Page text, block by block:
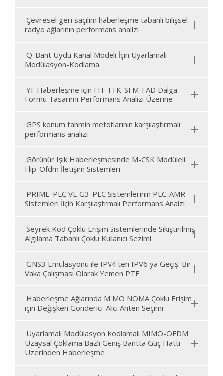
Çevresel geri saçılım haberleşme tabanlı bilişsel
radyo ağlarının performans analizi
Q-Bant Uydu Kanal Modeli İçin Uyarlamalı
Modülasyon-Kodlama
YF Haberleşme için FH-TTK-SFM-FAD Dalga
Formu Tasarımı Performans Analizi Üzerine
GPS konum tahmin metotlarının karşılaştırmalı
performans analizi
Görünür Işık Haberleşmesinde M-CSK Modüleli
Flip-Ofdm İletişim Sistemleri
PRIME-PLC VE G3-PLC Sistemlerinin PLC-AMR
Sistemleri İiçin Karşılaştrmalı Performans Anaizi
Seyrek Kod Çoklu Erişim Sistemlerinde Sıkıştırılmış
Algılama Tabanlı Çoklu Kullanıcı Sezimi
GNS3 Emülasyonu ile IPV4'ten IPV6 ya Geçiş: Bir
Vaka Çalışması Olarak Yemen PTE
Haberleşme Ağlarında MIMO NOMA Çoklu Erişim
için Değişken Gönderici-Alıcı Anten Seçimi
Uyarlamalı Modülasyon Kodlamalı MIMO-OFDM
Uzaysal Çoklama Bazlı Geniş Bantta Güç Hattı
Üzerinden Haberleşme